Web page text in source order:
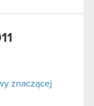
znaczącej